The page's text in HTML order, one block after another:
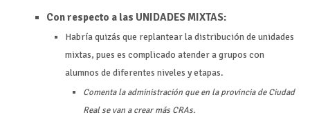
Con respecto a las UNIDADES MIXTAS:
Habría quizás que replantear la distribución de unidades
mixtas, pues es complicado atender a grupos con
alumnos de diferentes niveles y etapas.
Comenta la administración que en la provincia de Ciudad
Real se van a crear más CRAs.